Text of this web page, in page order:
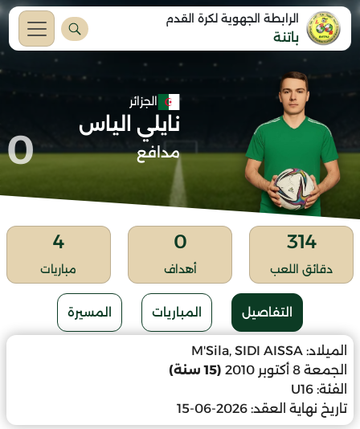
الرابطة الجهوية لكرة القدم
باتنة
الجزائر
نايلي الياس
مدافع 0
314
دقائق اللعب
0
أهداف
4
مباريات
التفاصيل المباريات المسيرة
الميلاد: M'Sila, SIDI AISSA
الجمعة 8 أكتوبر 2010
(15 سنة)
الفئة: U16
تاريخ نهاية العقد: 2026-06-15